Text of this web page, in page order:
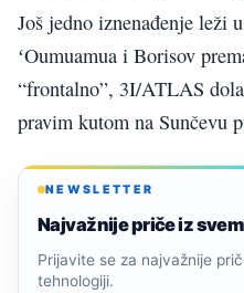
Još jedno iznenađenje leži
ʻOumuamua i Borisov
“frontalno”, 3I/ATLAS
pravim kutom na Sunčevu
NEWSLETTER
Najvažnije priče iz
Prijavite se za najvažnije
tehnologiji.